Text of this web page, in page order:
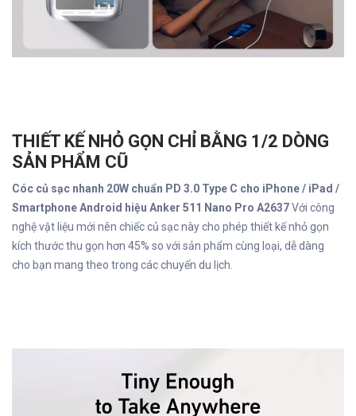
THIẾT KẾ NHỎ GỌN CHỈ BẰNG 1/2 DÒNG
SẢN PHẨM CŨ
Cóc củ sạc nhanh 20W chuẩn PD 3.0 Type C cho iPhone / iPad /
Smartphone Android hiệu Anker 511 Nano Pro A2637Với công
nghệ vật liệu mới nên chiếc củ sạc này cho phép thiết kế nhỏ gọn
kích thước thu gọn hơn 45% so với sản phẩm cùng loại, dễ dàng
cho bạn mang theo trong các chuyến du lịch.